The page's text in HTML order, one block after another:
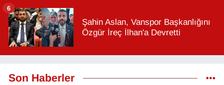
Şahin Aslan, Vanspor Başkanlığını
Özgür İreç İlhan'a Devretti
6
Son Haberler